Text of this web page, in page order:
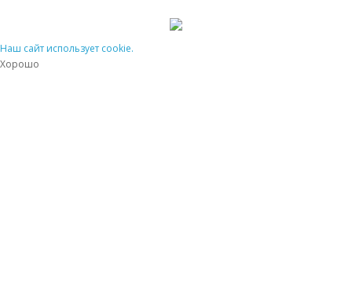
Наш сайт использует cookie.
Хорошо